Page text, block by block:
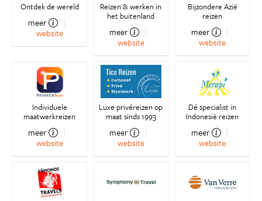
Ontdek de wereld
meer
website
Reizen & werken in
het buitenland
meer
website
Bijzondere Azië
reizen
meer
website
Individuele
maatwerkreizen
meer
website
Luxe privéreizen op
maat sinds 1993
meer
website
Dé specialist in
Indonesië reizen
meer
website